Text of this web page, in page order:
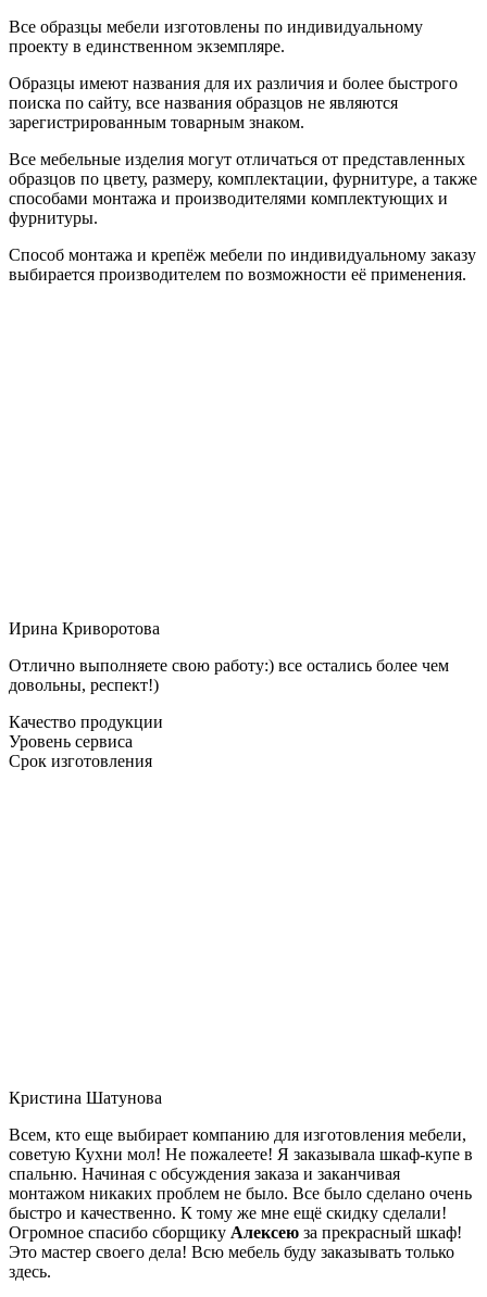
Все образцы мебели изготовлены по индивидуальному
проекту в единственном экземпляре.
Образцы имеют названия для их различия и более быстрого
поиска по сайту, все названия образцов не являются
зарегистрированным товарным знаком.
Все мебельные изделия могут отличаться от представленных
образцов по цвету, размеру, комплектации, фурнитуре, а также
способами монтажа и производителями комплектующих и
фурнитуры.
Способ монтажа и крепёж мебели по индивидуальному заказу
выбирается производителем по возможности её применения.
Ирина Криворотова
Отлично выполняете свою работу:) все остались более чем
довольны, респект!)
Качество продукции
Уровень сервиса
Срок изготовления
Кристина Шатунова
Всем, кто еще выбирает компанию для изготовления мебели,
советую Кухни мол! Не пожалеете! Я заказывала шкаф-купе в
спальню. Начиная с обсуждения заказа и заканчивая
монтажом никаких проблем не было. Все было сделано очень
быстро и качественно. К тому же мне ещё скидку сделали!
Огромное спасибо сборщику Алексею за прекрасный шкаф!
Это мастер своего дела! Всю мебель буду заказывать только
здесь.